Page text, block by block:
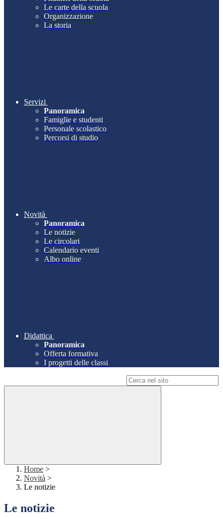
Le carte della scuola
Organizzazione
La storia
Servizi
Panoramica
Famiglie e studenti
Personale scolastico
Percorsi di studio
Novità
Panoramica
Le notizie
Le circolari
Calendario eventi
Albo online
Didattica
Panoramica
Offerta formativa
I progetti delle classi
Home >
Novità >
Le notizie
Le notizie